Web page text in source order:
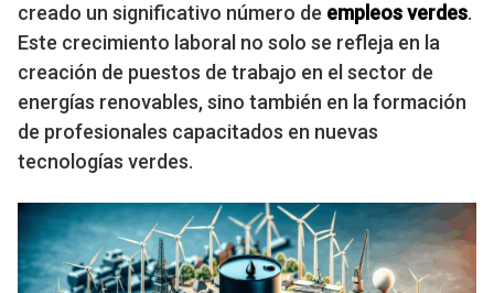
creado un significativo número de empleos verdes.
Este crecimiento laboral no solo se refleja en la
creación de puestos de trabajo en el sector de
energías renovables, sino también en la formación
de profesionales capacitados en nuevas
tecnologías verdes.